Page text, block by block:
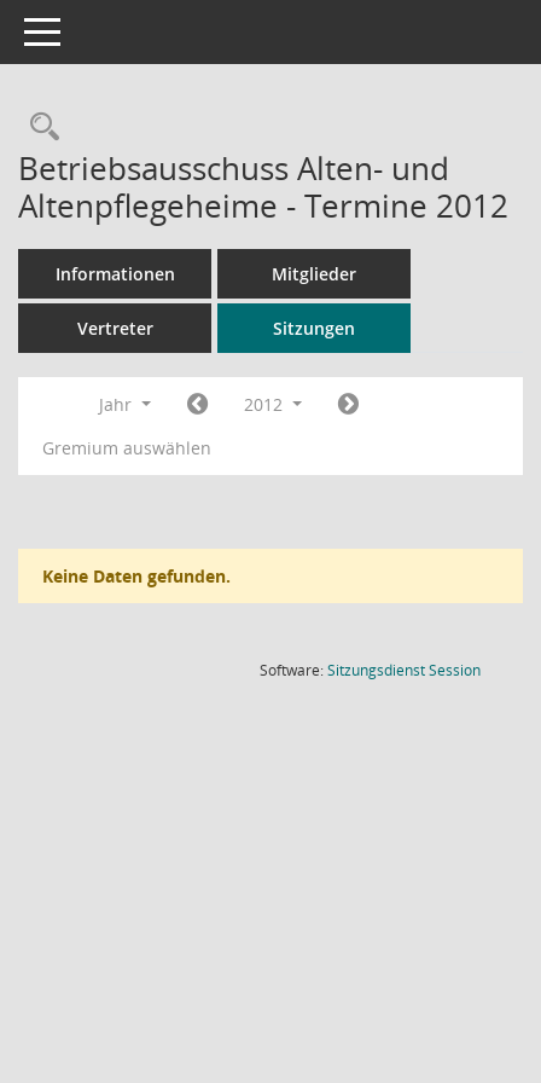
Toggle navigation
Rechercheauswahl
Betriebsausschuss Alten- und
Altenpflegeheime - Termine 2012
Informationen Mitglieder
Vertreter Sitzungen
Jahr
2012
Gremium auswählen
Keine Daten gefunden.
Software:SitzungsdienstSession(Wird in